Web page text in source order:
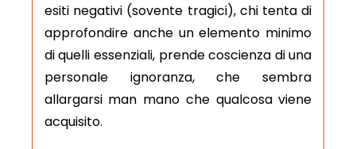
esiti negativi (sovente tragici), chi tenta di
approfondire anche un elemento minimo
di quelli essenziali, prende coscienza di una
personale ignoranza, che sembra
allargarsi man mano che qualcosa viene
acquisito.